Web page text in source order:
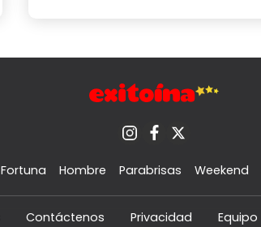
Fortuna Hombre Parabrisas Weekend
Contáctenos Privacidad Equipo